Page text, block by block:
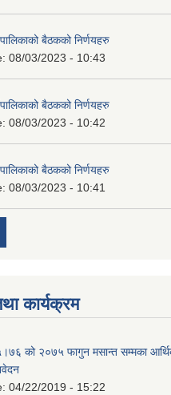
बैठकको निर्णयहरु
08/03/2023 - 10:43
बैठकको निर्णयहरु
08/03/2023 - 10:42
बैठकको निर्णयहरु
08/03/2023 - 10:41
कार्यक्रम
को २०७५ फागुन मसान्त सम्मका
04/22/2019 - 15:22